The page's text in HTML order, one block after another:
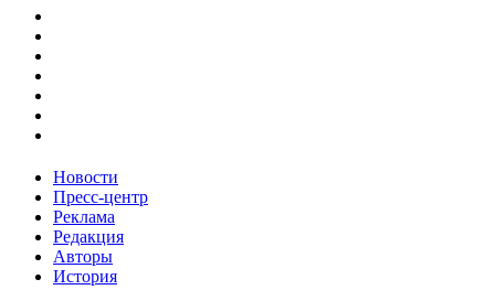
Новости
Пресс-центр
Реклама
Редакция
Авторы
История